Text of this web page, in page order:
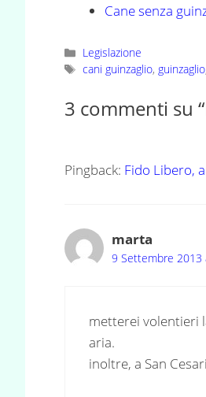
Cane senza
Categorie
Legislazione
Tag
cani guinzaglio, guinzaglio
3 commenti su
Pingback: Fido Libero,
marta
9 Settembre 2013
metterei volentieri
aria.
inoltre, a San